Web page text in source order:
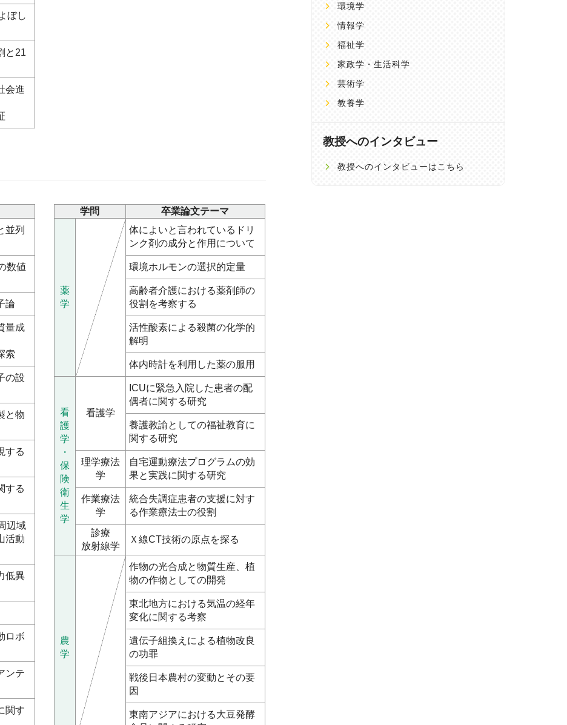
ぼし
と21
会進
並列
数値
論
量成
索
の設
と物
する
する
辺域
活動
低異
ロボ
ンテ
関す
学問 卒業論文テーマ
薬
学
体によいと言われているドリ
ンク剤の成分と作用について
環境ホルモンの選択的定量
高齢者介護における薬剤師の
役割を考察する
活性酸素による殺菌の化学的
解明
体内時計を利用した薬の服用
看
護
学
・
保
険
衛
生
学
看護学
ICUに緊急入院した患者の配
偶者に関する研究
養護教諭としての福祉教育に
関する研究
理学療法
学
自宅運動療法プログラムの効
果と実践に関する研究
作業療法
学
統合失調症患者の支援に対す
る作業療法士の役割
診療
放射線学
Ｘ線CT技術の原点を探る
農
学
作物の光合成と物質生産、植
物の作物としての開発
東北地方における気温の経年
変化に関する考察
遺伝子組換えによる植物改良
の功罪
戦後日本農村の変動とその要
因
東南アジアにおける大豆発酵
環境学
情報学
福祉学
家政学・生活科学
芸術学
教養学
教授へのインタビュー
教授へのインタビューはこちら